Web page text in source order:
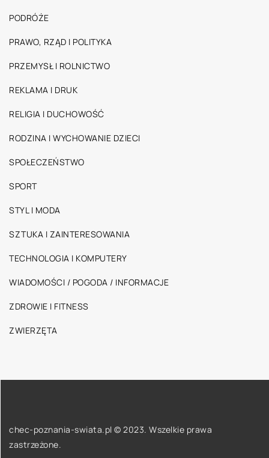
PODRÓŻE
PRAWO, RZĄD I POLITYKA
PRZEMYSŁ I ROLNICTWO
REKLAMA I DRUK
RELIGIA I DUCHOWOŚĆ
RODZINA I WYCHOWANIE DZIECI
SPOŁECZEŃSTWO
SPORT
STYL I MODA
SZTUKA I ZAINTERESOWANIA
TECHNOLOGIA I KOMPUTERY
WIADOMOŚCI / POGODA / INFORMACJE
ZDROWIE I FITNESS
ZWIERZĘTA
chec-poznania-swiata.pl © 2023. Wszelkie prawa
zastrzeżone.